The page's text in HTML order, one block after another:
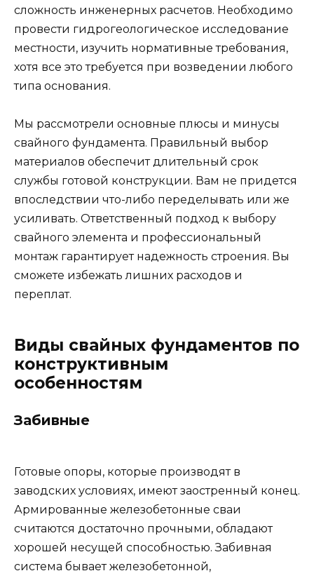
сложность инженерных расчетов. Необходимо
провести гидрогеологическое исследование
местности, изучить нормативные требования,
хотя все это требуется при возведении любого
типа основания.
Мы рассмотрели основные плюсы и минусы
свайного фундамента. Правильный выбор
материалов обеспечит длительный срок
службы готовой конструкции. Вам не придется
впоследствии что-либо переделывать или же
усиливать. Ответственный подход к выбору
свайного элемента и профессиональный
монтаж гарантирует надежность строения. Вы
сможете избежать лишних расходов и
переплат.
Виды свайных фундаментов по
конструктивным
особенностям
Забивные
Готовые опоры, которые производят в
заводских условиях, имеют заостренный конец.
Армированные железобетонные сваи
считаются достаточно прочными, обладают
хорошей несущей способностью. Забивная
система бывает железобетонной,